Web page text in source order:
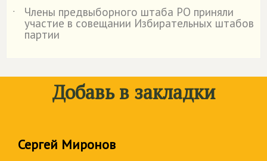
˙
Члены предвыборного штаба РО приняли
участие в совещании Избирательных штабов
партии
Добавь в закладки
Сергей Миронов